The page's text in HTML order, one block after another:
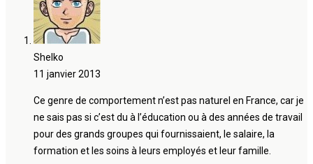
Shelko
11 janvier 2013
Ce genre de comportement n’est pas naturel en France, car je
ne sais pas si c’est du à l’éducation ou à des années de travail
pour des grands groupes qui fournissaient, le salaire, la
formation et les soins à leurs employés et leur famille.